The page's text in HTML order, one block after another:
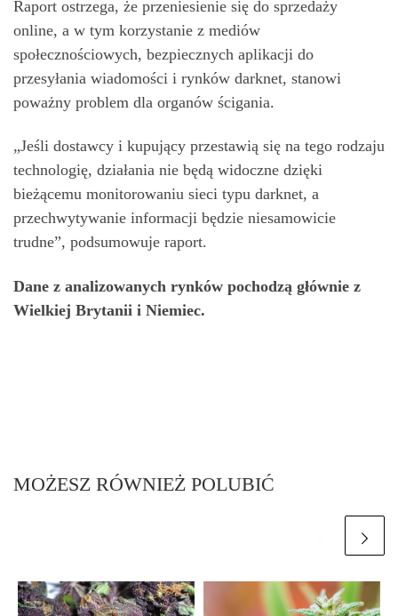
Raport ostrzega, że przeniesienie się do sprzedaży
online, a w tym korzystanie z mediów
społecznościowych, bezpiecznych aplikacji do
przesyłania wiadomości i rynków darknet, stanowi
poważny problem dla organów ścigania.
​​„Jeśli dostawcy i kupujący przestawią się na tego rodzaju
technologię, działania nie będą widoczne dzięki
bieżącemu monitorowaniu sieci typu darknet, a
przechwytywanie informacji będzie niesamowicie
trudne”, podsumowuje raport.
Dane z analizowanych rynków pochodzą głównie z
Wielkiej Brytanii i Niemiec.
MOŻESZ RÓWNIEŻ POLUBIĆ